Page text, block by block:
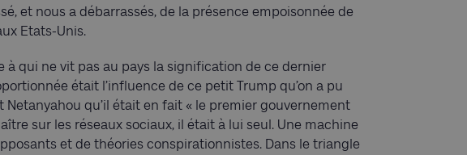
et nous a débarrassés, de la présence empoisonnée de
Etats-Unis.
à qui ne vit pas au pays la signification de ce dernier
était l’influence de ce petit Trump qu’on a pu
qu’il était en fait « le premier gouvernement
sur les réseaux sociaux, il était à lui seul. Une machine
et de théories conspirationnistes. Dans le triangle